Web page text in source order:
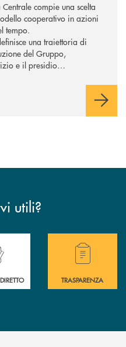
compie una scelta
cooperativo in azioni
tempo.
una traiettoria di
del Gruppo,
e il presidio
utili?
. Hai bisogno di
TRASPARENZA